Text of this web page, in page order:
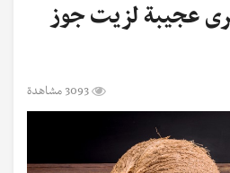
عجيبة لزيت جوز
3093 مشاهدة